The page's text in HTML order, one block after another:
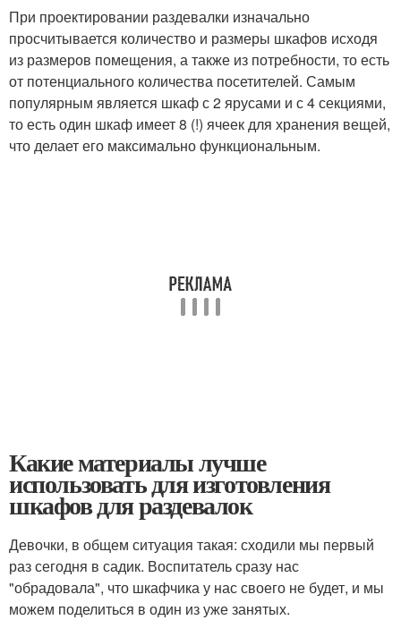
При проектировании раздевалки изначально
просчитывается количество и размеры шкафов исходя
из размеров помещения, а также из потребности, то есть
от потенциального количества посетителей. Самым
популярным является шкаф с 2 ярусами и с 4 секциями,
то есть один шкаф имеет 8 (!) ячеек для хранения вещей,
что делает его максимально функциональным.
Какие материалы лучше
использовать для изготовления
шкафов для раздевалок
Девочки, в общем ситуация такая: сходили мы первый
раз сегодня в садик. Воспитатель сразу нас
"обрадовала", что шкафчика у нас своего не будет, и мы
можем поделиться в один из уже занятых.